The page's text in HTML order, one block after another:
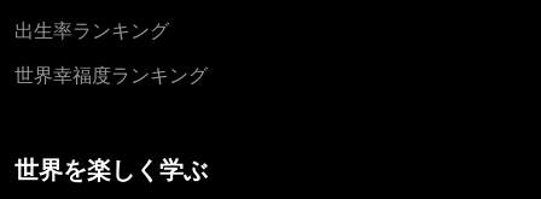
出生率ランキング
世界幸福度ランキング
世界を楽しく学ぶ